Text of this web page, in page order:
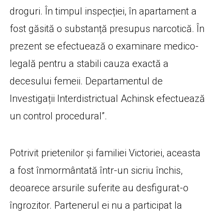
droguri. În timpul inspecției, în apartament a
fost găsită o substanță presupus narcotică. În
prezent se efectuează o examinare medico-
legală pentru a stabili cauza exactă a
decesului femeii. Departamentul de
Investigații Interdistrictual Achinsk efectuează
un control procedural”.
Potrivit prietenilor și familiei Victoriei, aceasta
a fost înmormântată într-un sicriu închis,
deoarece arsurile suferite au desfigurat-o
îngrozitor. Partenerul ei nu a participat la